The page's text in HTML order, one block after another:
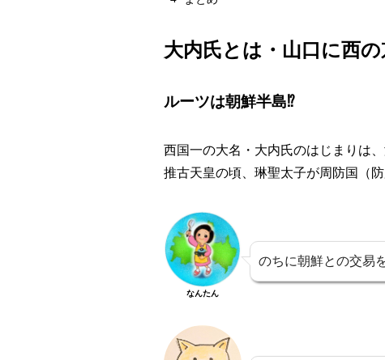
大内氏とは・山口に西
ルーツは朝鮮半島⁉
西国一の大名・ 大内氏のはじまりは
推古天皇の頃、琳聖太子が周防国（
なんたん
のちに朝鮮との交易